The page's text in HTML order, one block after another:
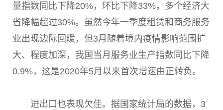
量指数同比下降20%，环比下降33%，多个经济大
省降幅超过30%。虽然今年一季度租赁和商务服务
业出现边际回暖，但3月随着境内疫情影响范围扩
大、程度加深，我国当月服务业生产指数同比下降
0.9%，这是2020年5月以来首次增速由正转负。
进出口也表现欠佳。据国家统计局的数据， 3